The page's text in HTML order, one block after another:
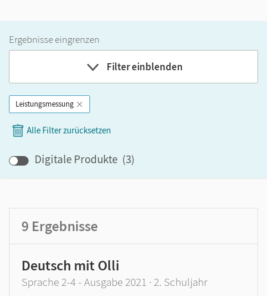
Ergebnisse eingrenzen
Filter einblenden
Band
Leistungsmessung
Alle Filter zurücksetzen
Digitale Produkte (3)
9 Ergebnisse
Deutsch mit Olli
Sprache 2-4 - Ausgabe 2021 · 2. Schuljahr